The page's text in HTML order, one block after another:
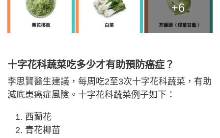
+6
十字花科蔬菜吃多少才有助預防癌症？
李思賢醫生建議，每周吃2至3次十字花科蔬菜，有助
減底患癌症風險。十字花科蔬菜例子如下：
西蘭花
青花椰苗